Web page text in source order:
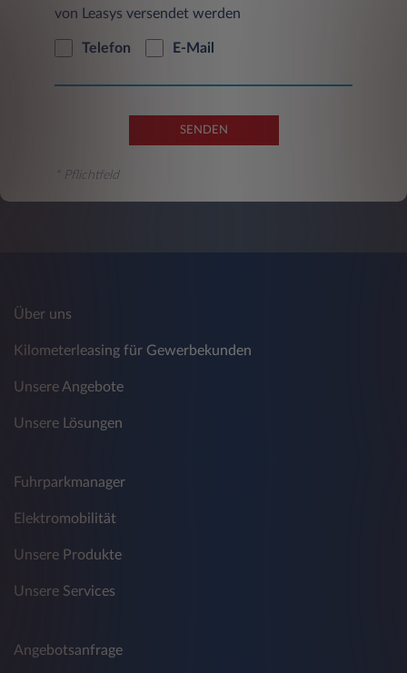
von Leasys versendet werden
Telefon E-Mail
SENDEN
* Pflichtfeld
Über uns
Kilometerleasing für Gewerbekunden
Unsere Angebote
Unsere Lösungen
Fuhrparkmanager
Elektromobilität
Unsere Produkte
Unsere Services
Angebotsanfrage